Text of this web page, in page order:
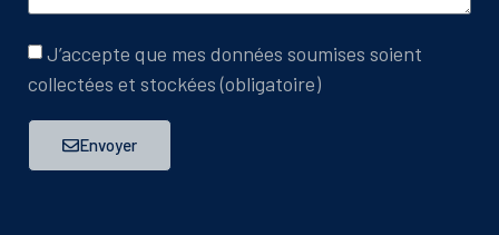
J’accepte que mes données soumises soient
collectées et stockées (obligatoire)
Envoyer